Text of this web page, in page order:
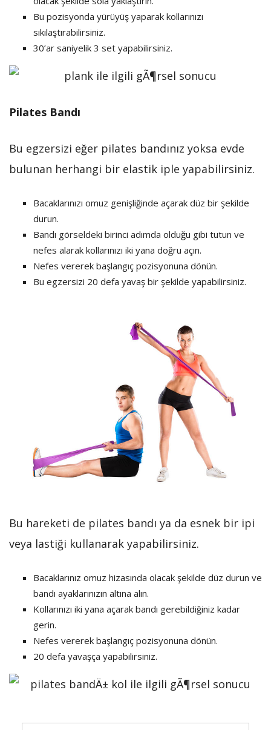
Bu pozisyonda yürüyüş yaparak kollarınızı
sıkılaştırabilirsiniz.
30’ar saniyelik 3 set yapabilirsiniz.
Pilates Bandı
Bu egzersizi eğer pilates bandınız yoksa evde
bulunan herhangi bir elastik iple yapabilirsiniz.
Bacaklarınızı omuz genişliğinde açarak düz bir şekilde
durun.
Bandı görseldeki birinci adımda olduğu gibi tutun ve
nefes alarak kollarınızı iki yana doğru açın.
Nefes vererek başlangıç pozisyonuna dönün.
Bu egzersizi 20 defa yavaş bir şekilde yapabilirsiniz.
Bu hareketi de pilates bandı ya da esnek bir ipi
veya lastiği kullanarak yapabilirsiniz.
Bacaklarınız omuz hizasında olacak şekilde düz durun ve
bandı ayaklarınızın altına alın.
Kollarınızı iki yana açarak bandı gerebildiğiniz kadar
gerin.
Nefes vererek başlangıç pozisyonuna dönün.
20 defa yavaşça yapabilirsiniz.